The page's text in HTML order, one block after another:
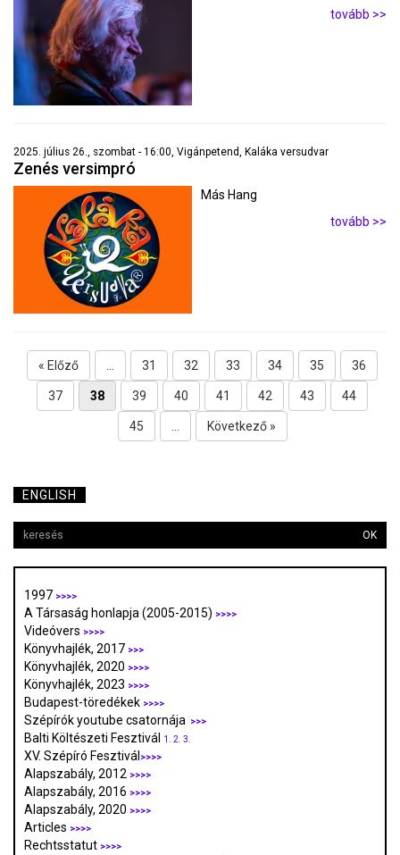
tovább >>
2025. július 26., szombat - 16:00, Vigánpetend, Kaláka versudvar
Zenés versimpró
Más Hang
tovább >>
« Előző 31 32 33 34 35 36
37 38 39 40 41 42 43 44
45 Következő »
ENGLISH
OK
1997 >>>>
A Társaság honlapja (2005-2015) >>>>
Videóvers >>>>
Könyvhajlék, 2017 >>>
Könyvhajlék, 2020 >>>>
Könyvhajlék, 2023 >>>>
Budapest-töredékek >>>>
Szépírók youtube csatornája >>>
Balti Költészeti Fesztivál 1. 2. 3.
XV. Szépíró Fesztivál >>>>
Alapszabály, 2012 >>>>
Alapszabály, 2016 >>>>
Alapszabály, 2020 >>>>
Articles >>>>
Rechtsstatut >>>>